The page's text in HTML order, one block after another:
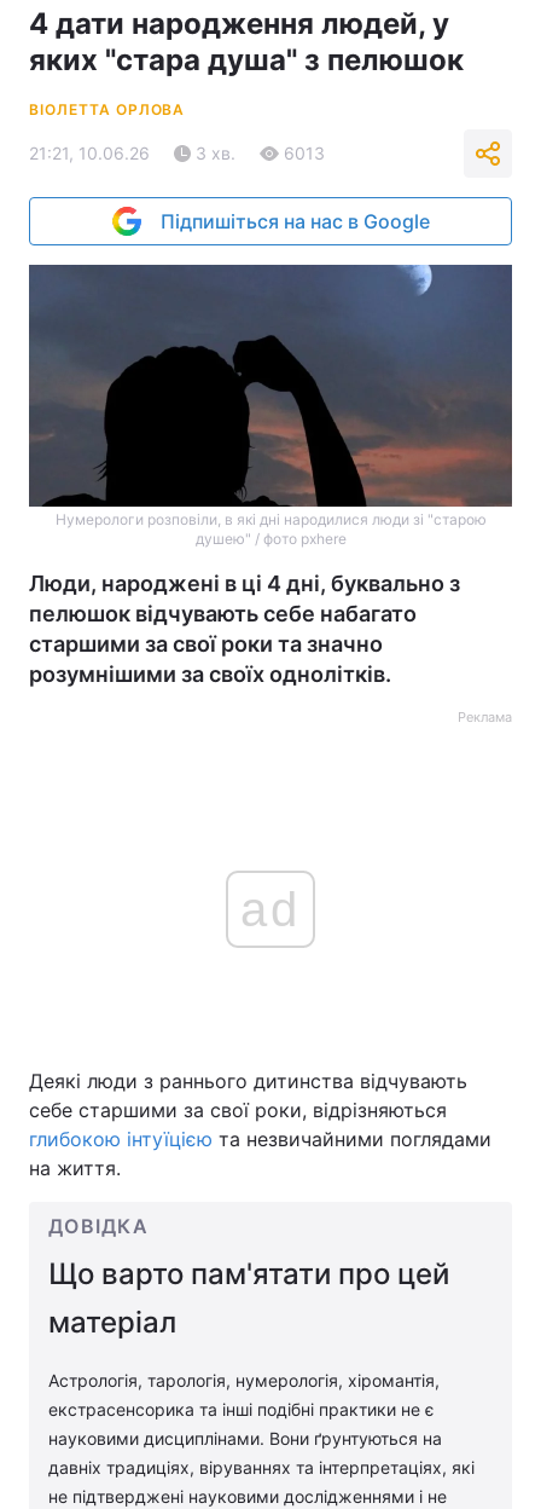
4 дати народження людей, у
яких "стара душа" з пелюшок
ВІОЛЕТТА ОРЛОВА
21:21, 10.06.26 3 хв. 6013
Підпишіться на нас в Google
Нумерологи розповіли, в які дні народилися люди зі "старою
душею" / фото pxhere
Люди, народжені в ці 4 дні, буквально з
пелюшок відчувають себе набагато
старшими за свої роки та значно
розумнішими за своїх однолітків.
Реклама
ad
Деякі люди з раннього дитинства відчувають
себе старшими за свої роки, відрізняються
глибокою інтуїцією та незвичайними поглядами
на життя.
ДОВІДКА
Що варто пам'ятати про цей
матеріал
Астрологія, тарологія, нумерологія, хіромантія,
екстрасенсорика та інші подібні практики не є
науковими дисциплінами. Вони ґрунтуються на
давніх традиціях, віруваннях та інтерпретаціях, які
не підтверджені науковими дослідженнями і не